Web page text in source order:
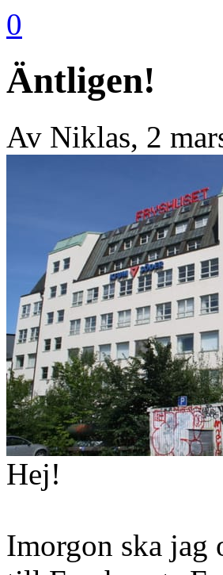
0
Äntligen!
Av Niklas, 2
Hej!
Imorgon ska jag